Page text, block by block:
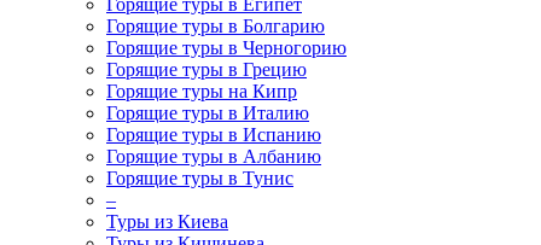
Горящие туры в Египет
Горящие туры в Болгарию
Горящие туры в Черногорию
Горящие туры в Грецию
Горящие туры на Кипр
Горящие туры в Италию
Горящие туры в Испанию
Горящие туры в Албанию
Горящие туры в Тунис
–
Туры из Киева